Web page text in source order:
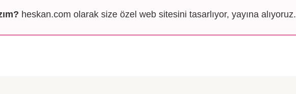
heskan.com olarak size özel web sitesini tasarlıyor, yayına alıyoruz.